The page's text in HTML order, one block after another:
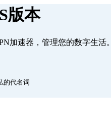
版本
加速器，管理您的数字生活。
的代名词